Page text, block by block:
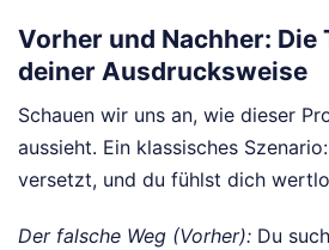
Vorher und Nachher:
deiner Ausdrucksweise
Schauen wir uns an, wie dieser
aussieht. Ein klassisches
versetzt, und du fühlst dich
Der falsche Weg (Vorher): Du